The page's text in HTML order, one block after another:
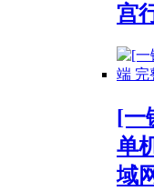
宫
[一
单
域